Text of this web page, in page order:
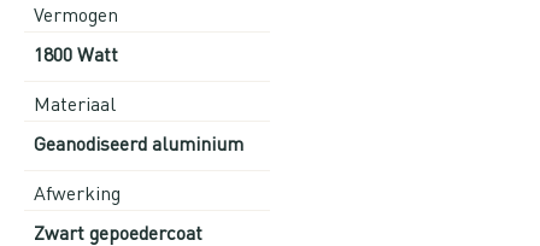
Vermogen
1800 Watt
Materiaal
Geanodiseerd aluminium
Afwerking
Zwart gepoedercoat